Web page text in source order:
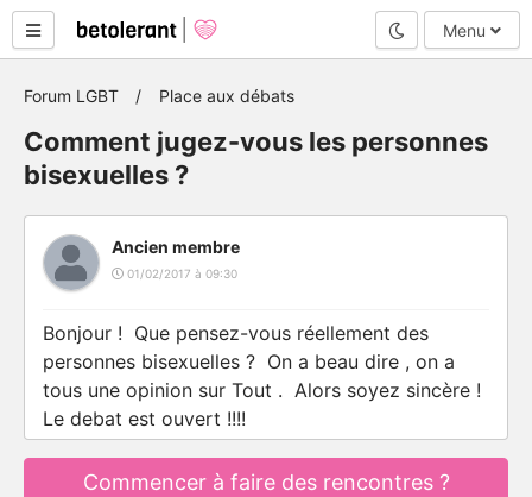
Mode nuit
Menu
Forum LGBT Place aux débats
Comment jugez-vous les personnes
bisexuelles ?
Ancien membre
01/02/2017 à 09:30
Bonjour ! Que pensez-vous réellement des
personnes bisexuelles ? On a beau dire , on a
tous une opinion sur Tout . Alors soyez sincère !
Le debat est ouvert !!!!
Commencer à faire des rencontres ?